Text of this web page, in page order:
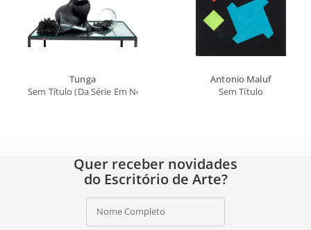
Tunga
Sem Título (Da Série Em Noite Escura)
Antonio Maluf
Sem Título
Quer receber novidades
do Escritório de Arte?
Nome Completo